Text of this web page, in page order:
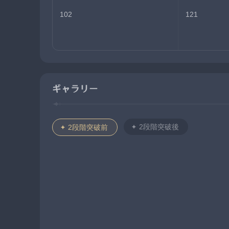
102 121
ギャラリー
2段階突破前 2段階突破後